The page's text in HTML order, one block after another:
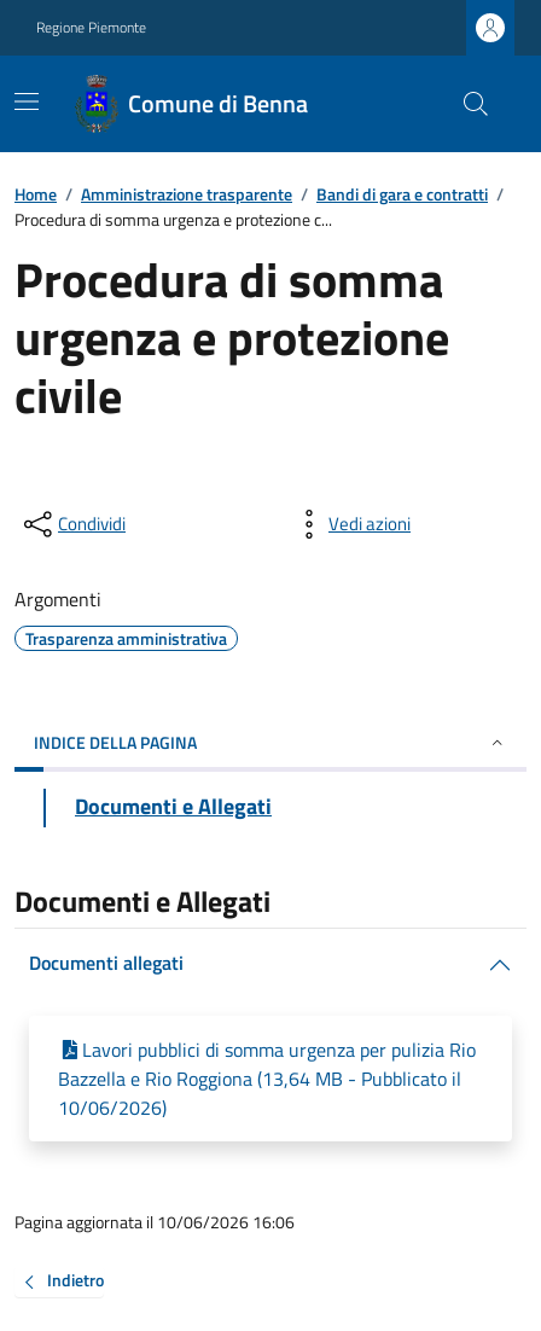
Regione Piemonte
Comune di Benna
Home / Amministrazione trasparente / Bandi di gara e contratti /
Procedura di somma urgenza e protezione c...
Procedura di somma
urgenza e protezione
civile
Condividi Vedi azioni
Argomenti
Trasparenza amministrativa
INDICE DELLA PAGINA
Documenti e Allegati
Documenti e Allegati
Documenti allegati
Lavori pubblici di somma urgenza per pulizia Rio
Bazzella e Rio Roggiona (13,64 MB - Pubblicato il
10/06/2026)
Pagina aggiornata il 10/06/2026 16:06
Indietro